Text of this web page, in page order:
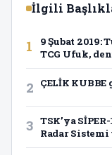
İlgili
1
9 Şubat
TCG Ufuk,
2 ÇELİK
3 TSK’ya
Radar Sistemi